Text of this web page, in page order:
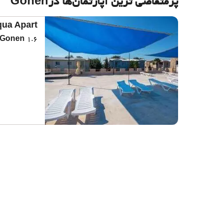
پرمتقاضی ترین آپارتمان‌‌ها درGonen
Apart
Gonen 1.6 کیلومتر از مرکز شهر